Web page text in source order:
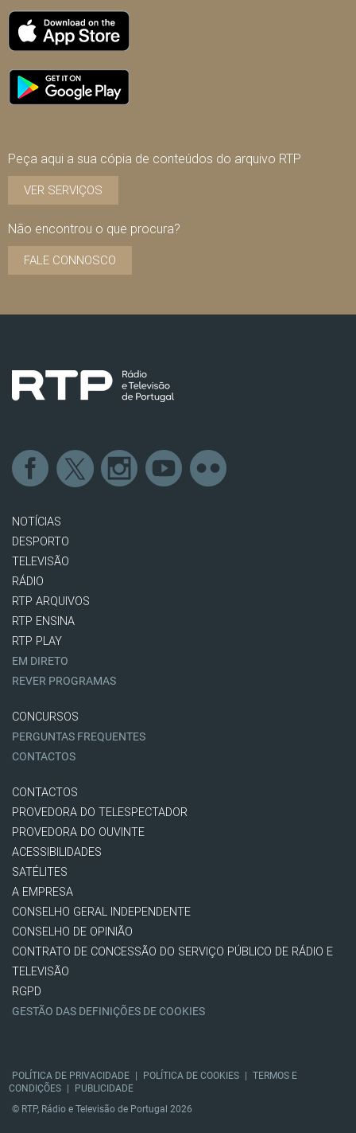
Peça aqui a sua cópia de conteúdos do arquivo RTP
VER SERVIÇOS
Não encontrou o que procura?
FALE CONNOSCO
NOTÍCIAS
DESPORTO
TELEVISÃO
RÁDIO
RTP ARQUIVOS
RTP ENSINA
RTP PLAY
EM DIRETO
REVER PROGRAMAS
CONCURSOS
PERGUNTAS FREQUENTES
CONTACTOS
CONTACTOS
PROVEDORA DO TELESPECTADOR
PROVEDORA DO OUVINTE
ACESSIBILIDADES
SATÉLITES
A EMPRESA
CONSELHO GERAL INDEPENDENTE
CONSELHO DE OPINIÃO
CONTRATO DE CONCESSÃO DO SERVIÇO PÚBLICO DE RÁDIO E
TELEVISÃO
RGPD
GESTÃO DAS DEFINIÇÕES DE COOKIES
POLÍTICA DE PRIVACIDADE POLÍTICA DE COOKIES
TERMOS E
CONDIÇÕES
PUBLICIDADE
© RTP, Rádio e Televisão de Portugal 2026